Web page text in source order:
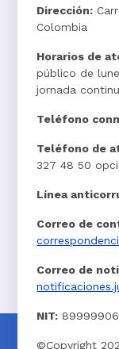
Dirección:
Colombia
Horarios de
público de
jornada
Teléfono
Teléfono de
327 48 50
Línea
Correo de
Correo de
NIT:
©Copyright